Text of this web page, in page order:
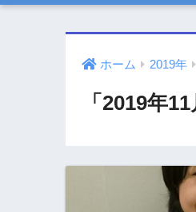
ホーム 2019年
「2019年